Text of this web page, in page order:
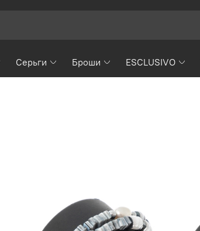
Серьги Броши ESCLUSIVO